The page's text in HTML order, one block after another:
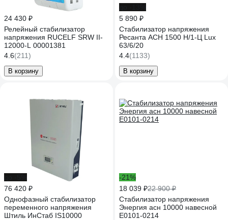
24 430 ₽
Релейный стабилизатор
напряжения RUCELF SRW II-
12000-L 00001381
4.6(211)
В корзину
5 890 ₽
Стабилизатор напряжения
Ресанта АСН 1500 Н/1-Ц Lux
63/6/20
4.4(1133)
В корзину
76 420 ₽
Однофазный стабилизатор
переменного напряжения
Штиль ИнСтаб IS10000
-21%
18 039 ₽22 900 ₽
Стабилизатор напряжения
Энергия асн 10000 навесной
Е0101-0214